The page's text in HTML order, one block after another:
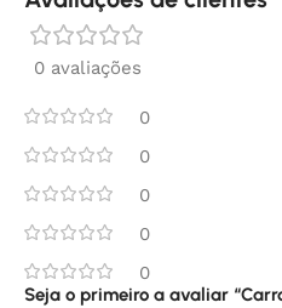
0 avaliações
0
0
0
0
0
Seja o primeiro a avaliar